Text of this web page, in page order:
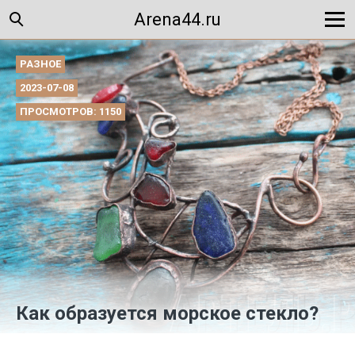
Arena44.ru
РАЗНОЕ
2023-07-08
ПРОСМОТРОВ: 1150
Как образуется морское стекло?